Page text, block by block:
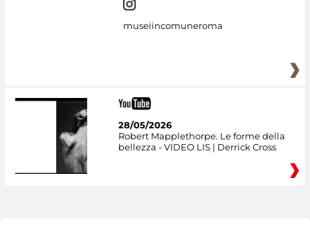
museiincomuneroma
28/05/2026
Robert Mapplethorpe. Le forme della
bellezza - VIDEO LIS | Derrick Cross